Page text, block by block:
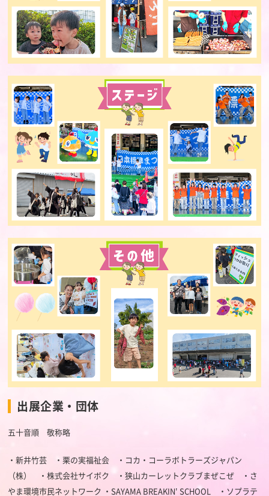
出展企業・団体
五十音順 敬称略
・新井竹芸 ・栗の実福祉会 ・コカ・コーラボトラーズジャパン
（株） ・株式会社サイボク ・狭山カーレットクラブまぜこぜ ・さ
やま環境市民ネットワーク ・SAYAMA BREAKIN' SCHOOL ・ソプラテ